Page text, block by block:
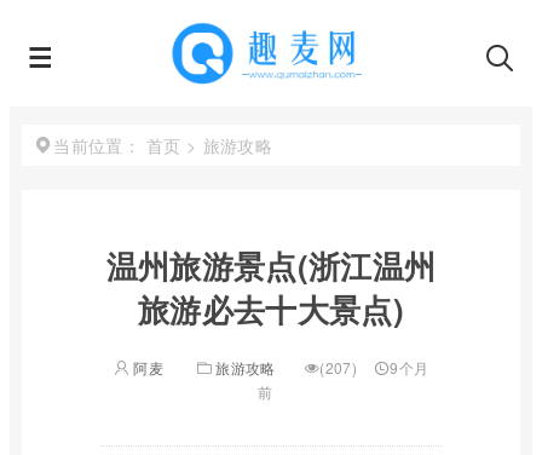
当前位置： 首页 > 旅游攻略
温州旅游景点(浙江温州
旅游必去十大景点)
阿麦 旅游攻略 (207)
9个月
前